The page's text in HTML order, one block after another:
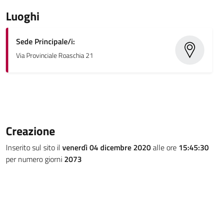
Luoghi
Sede Principale/i:
Via Provinciale Roaschia 21
Creazione
Inserito sul sito il venerdì 04 dicembre 2020alle ore 15:45:30
per numero giorni 2073